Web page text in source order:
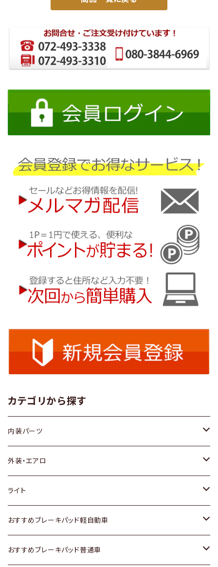
カテゴリから探す
内装パーツ
トヨタ
ホンダ
スズキ
日産
外装・エアロ
トヨタ
ホンダ
スズキ
ライト
トヨタ
スズキ
おすすめブレーキパッド軽自動車
トヨタ
おすすめブレーキパッド普通車